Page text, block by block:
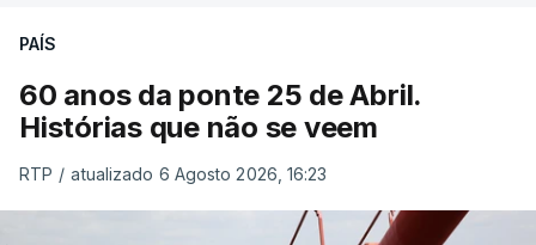
PAÍS
60 anos da ponte 25 de Abril.
Histórias que não se veem
RTP / atualizado 6 Agosto 2026, 16:23